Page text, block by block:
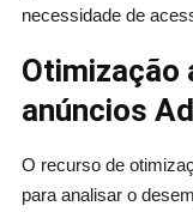
necessidade de
Otimização
anúncios
O recurso de
para analisar o